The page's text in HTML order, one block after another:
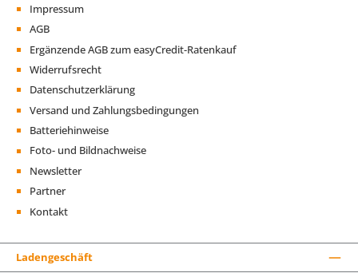
Impressum
AGB
Ergänzende AGB zum easyCredit-Ratenkauf
Widerrufsrecht
Datenschutzerklärung
Versand und Zahlungsbedingungen
Batteriehinweise
Foto- und Bildnachweise
Newsletter
Partner
Kontakt
Ladengeschäft